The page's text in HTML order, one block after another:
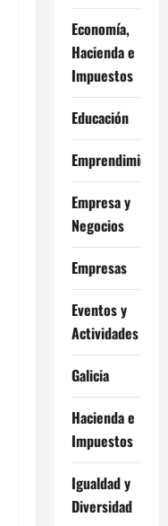
Economía,
Hacienda e
Impuestos
Educación
Emprendimiento
Empresa y
Negocios
Empresas
Eventos y
Actividades
Galicia
Hacienda e
Impuestos
Igualdad y
Diversidad